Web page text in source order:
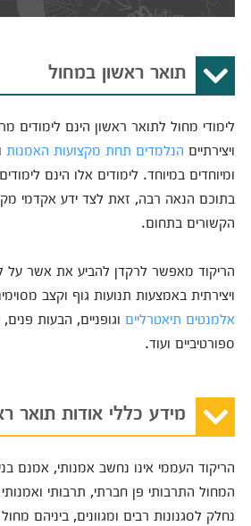
תואר ראשון במחול
לימודי מחול לתואר ראשון הינם לימודים
ויצירתיים הנלמדים תחת מקצועות האמנות
ומיוחדים במיוחד. לימודים אלו הינם
בתוכם הנאה רבה, זאת לצד ידע אקדמי
הקשורים בתחום.
הריקוד מאפשר לרקדן להביע את אשר על
ויצירתית באמצעות תנועות גוף וקצב
אלמנטים תיאטרלייםוגופניים, הבעות
ספורטיביים ועוד.
מידע כללי אודות תואר
הריקוד העממי אינו נחשב אמנותי, אמנם
המחול התרבותי פן חברתי, תרבותי
נחלק לסגנונות רבים ומגוונים, ביניהם